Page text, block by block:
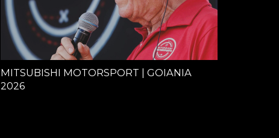
MITSUBISHI MOTORSPORT | GOIANIA
2026